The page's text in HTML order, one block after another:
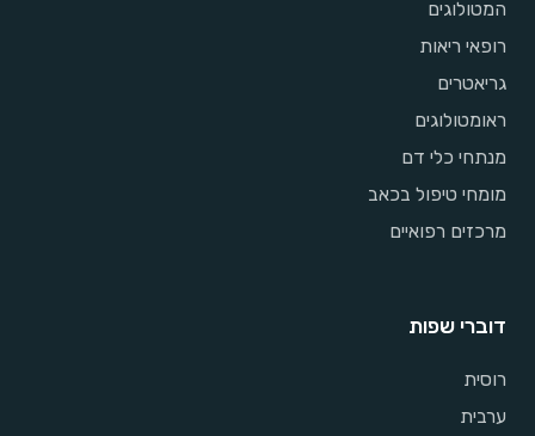
המטולוגים
רופאי ריאות
גריאטרים
ראומטולוגים
מנתחי כלי דם
מומחי טיפול בכאב
מרכזים רפואיים
דוברי שפות
רוסית
ערבית